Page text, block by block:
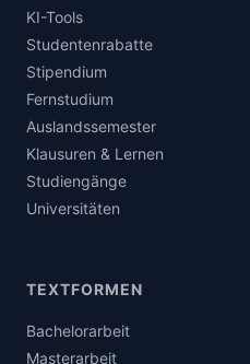
KI-Tools
Studentenrabatte
Stipendium
Fernstudium
Auslandssemester
Klausuren & Lernen
Studiengänge
Universitäten
TEXTFORMEN
Bachelorarbeit
Masterarbeit